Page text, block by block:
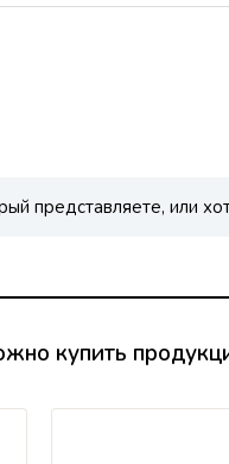
представляете, или
купить